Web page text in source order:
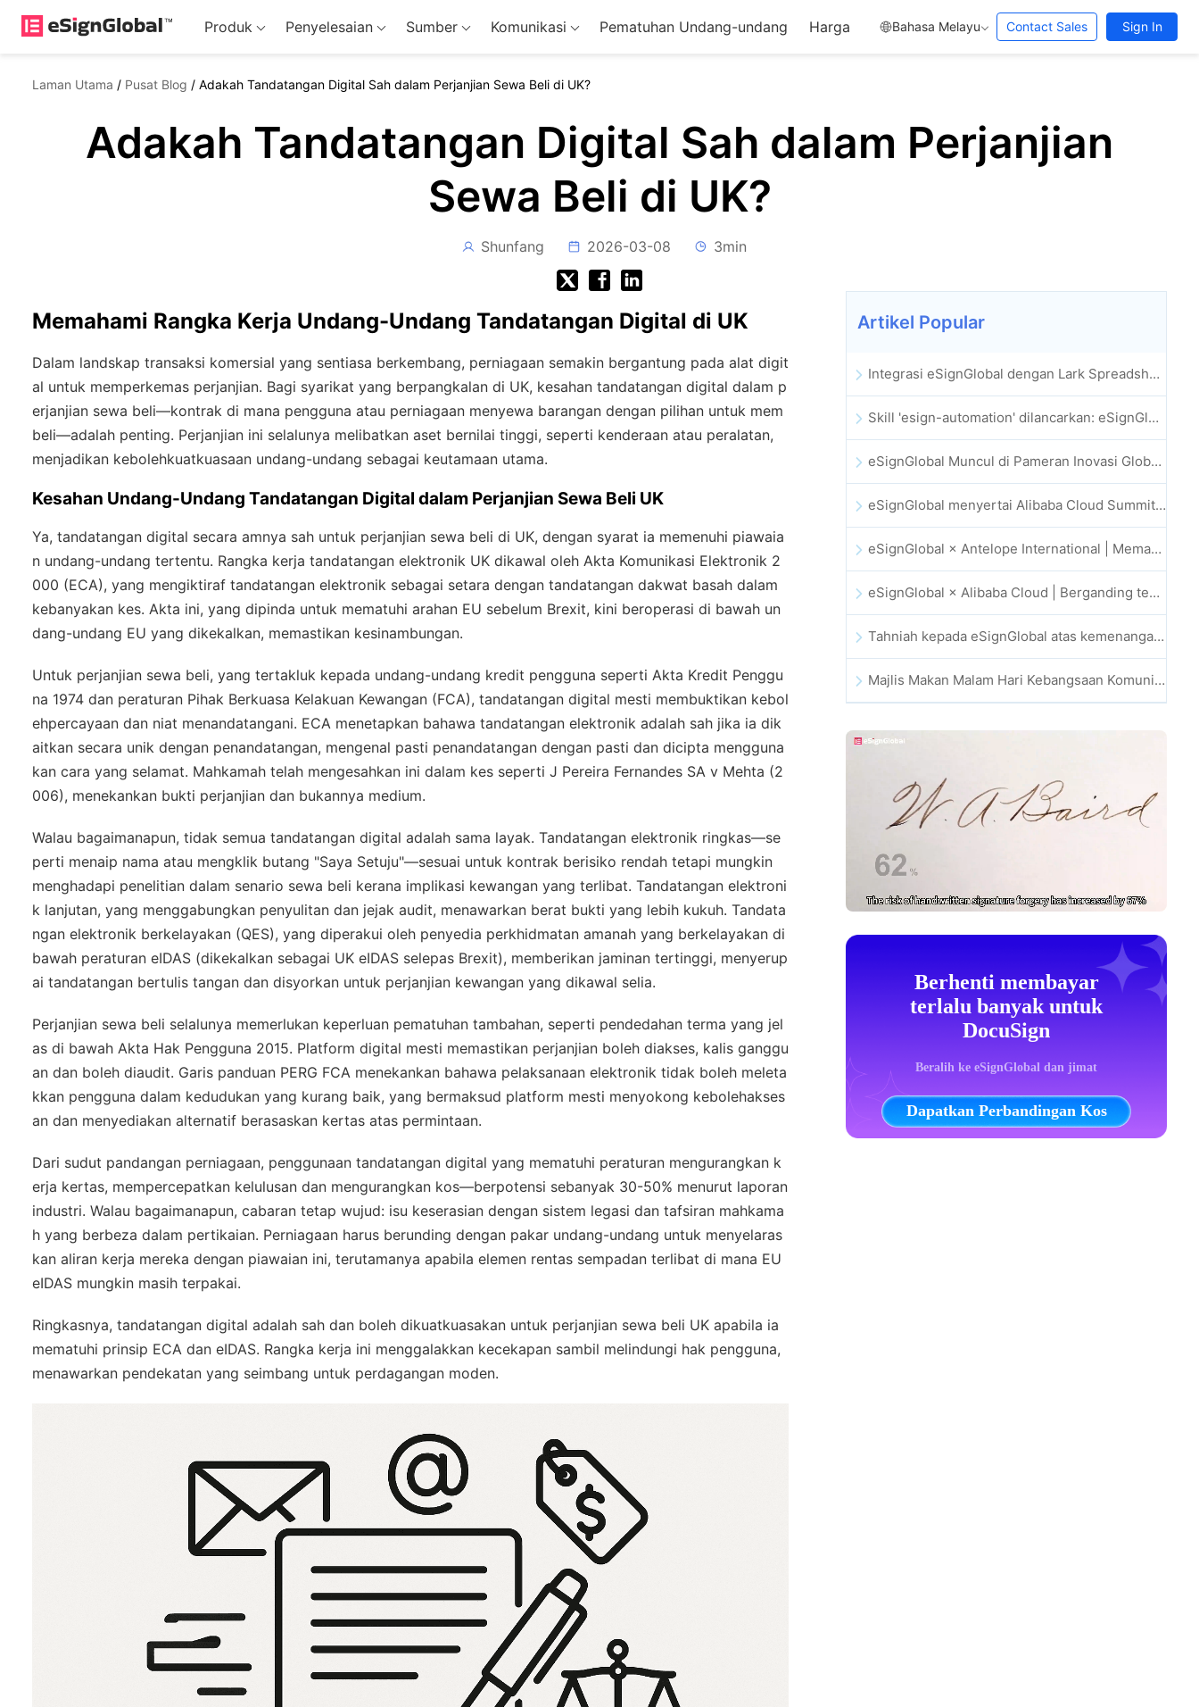
Produk Penyelesaian Sumber Komunikasi Pematuhan Undang-undang Harga Bahasa Melayu Contact Sales Sign In
Laman Utama / Pusat Blog / Adakah Tandatangan Digital Sah dalam Perjanjian Sewa Beli di UK?
Adakah Tandatangan Digital Sah dalam Perjanjian
Sewa Beli di UK?
Shunfang 2026-03-08 3min
Memahami Rangka Kerja Undang-Undang Tandatangan Digital di UK
Dalam landskap transaksi komersial yang sentiasa berkembang, perniagaan semakin bergantung pada alat digit
al untuk memperkemas perjanjian. Bagi syarikat yang berpangkalan di UK, kesahan tandatangan digital dalam p
erjanjian sewa beli—kontrak di mana pengguna atau perniagaan menyewa barangan dengan pilihan untuk mem
beli—adalah penting. Perjanjian ini selalunya melibatkan aset bernilai tinggi, seperti kenderaan atau peralatan,
menjadikan kebolehkuatkuasaan undang-undang sebagai keutamaan utama.
Kesahan Undang-Undang Tandatangan Digital dalam Perjanjian Sewa Beli UK
Ya, tandatangan digital secara amnya sah untuk perjanjian sewa beli di UK, dengan syarat ia memenuhi piawaia
n undang-undang tertentu. Rangka kerja tandatangan elektronik UK dikawal oleh Akta Komunikasi Elektronik 2
000 (ECA), yang mengiktiraf tandatangan elektronik sebagai setara dengan tandatangan dakwat basah dalam
kebanyakan kes. Akta ini, yang dipinda untuk mematuhi arahan EU sebelum Brexit, kini beroperasi di bawah un
dang-undang EU yang dikekalkan, memastikan kesinambungan.
Untuk perjanjian sewa beli, yang tertakluk kepada undang-undang kredit pengguna seperti Akta Kredit Penggu
na 1974 dan peraturan Pihak Berkuasa Kelakuan Kewangan (FCA), tandatangan digital mesti membuktikan kebol
ehpercayaan dan niat menandatangani. ECA menetapkan bahawa tandatangan elektronik adalah sah jika ia dik
aitkan secara unik dengan penandatangan, mengenal pasti penandatangan dengan pasti dan dicipta mengguna
kan cara yang selamat. Mahkamah telah mengesahkan ini dalam kes seperti J Pereira Fernandes SA v Mehta (2
006), menekankan bukti perjanjian dan bukannya medium.
Walau bagaimanapun, tidak semua tandatangan digital adalah sama layak. Tandatangan elektronik ringkas—se
perti menaip nama atau mengklik butang "Saya Setuju"—sesuai untuk kontrak berisiko rendah tetapi mungkin
menghadapi penelitian dalam senario sewa beli kerana implikasi kewangan yang terlibat. Tandatangan elektroni
k lanjutan, yang menggabungkan penyulitan dan jejak audit, menawarkan berat bukti yang lebih kukuh. Tandata
ngan elektronik berkelayakan (QES), yang diperakui oleh penyedia perkhidmatan amanah yang berkelayakan di
bawah peraturan eIDAS (dikekalkan sebagai UK eIDAS selepas Brexit), memberikan jaminan tertinggi, menyerup
ai tandatangan bertulis tangan dan disyorkan untuk perjanjian kewangan yang dikawal selia.
Perjanjian sewa beli selalunya memerlukan keperluan pematuhan tambahan, seperti pendedahan terma yang jel
as di bawah Akta Hak Pengguna 2015. Platform digital mesti memastikan perjanjian boleh diakses, kalis ganggu
an dan boleh diaudit. Garis panduan PERG FCA menekankan bahawa pelaksanaan elektronik tidak boleh meleta
kkan pengguna dalam kedudukan yang kurang baik, yang bermaksud platform mesti menyokong kebolehakses
an dan menyediakan alternatif berasaskan kertas atas permintaan.
Dari sudut pandangan perniagaan, penggunaan tandatangan digital yang mematuhi peraturan mengurangkan k
erja kertas, mempercepatkan kelulusan dan mengurangkan kos—berpotensi sebanyak 30-50% menurut laporan
industri. Walau bagaimanapun, cabaran tetap wujud: isu keserasian dengan sistem legasi dan tafsiran mahkama
h yang berbeza dalam pertikaian. Perniagaan harus berunding dengan pakar undang-undang untuk menyelaras
kan aliran kerja mereka dengan piawaian ini, terutamanya apabila elemen rentas sempadan terlibat di mana EU
eIDAS mungkin masih terpakai.
Ringkasnya, tandatangan digital adalah sah dan boleh dikuatkuasakan untuk perjanjian sewa beli UK apabila ia
mematuhi prinsip ECA dan eIDAS. Rangka kerja ini menggalakkan kecekapan sambil melindungi hak pengguna,
menawarkan pendekatan yang seimbang untuk perdagangan moden.
Artikel Popular
Integrasi eSignGlobal dengan Lark Spreadsheet Berbilang Dimensi Dilancarkan Secara Rasmi: Automasi Penuh Proses Menandatangani dan Mengarkib Kontrak Elektronik
Skill 'esign-automation' dilancarkan: eSignGlobal memperkasa OpenClaw dengan tandatangan elektronik automatik
eSignGlobal Muncul di Pameran Inovasi Global GIS 2025
eSignGlobal menyertai Alibaba Cloud Summit 2025 Hong Kong bagi memacu inovasi awan dipacu AI dan kepercayaan digital
eSignGlobal × Antelope International | Memacu aliran kerja digital yang selamat dan dipacu AI
eSignGlobal × Alibaba Cloud | Berganding tenaga untuk memperkukuh kepercayaan digital global bagi fintech
Tahniah kepada eSignGlobal atas kemenangan Anugerah CAHK STAR 2025
Majlis Makan Malam Hari Kebangsaan Komuniti Teknologi dan Inovasi Hong Kong
Berhenti membayar
terlalu banyak untuk
DocuSign
Beralih ke eSignGlobal dan jimat
Dapatkan Perbandingan Kos